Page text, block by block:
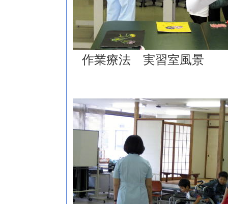
作業療法 実習室風景